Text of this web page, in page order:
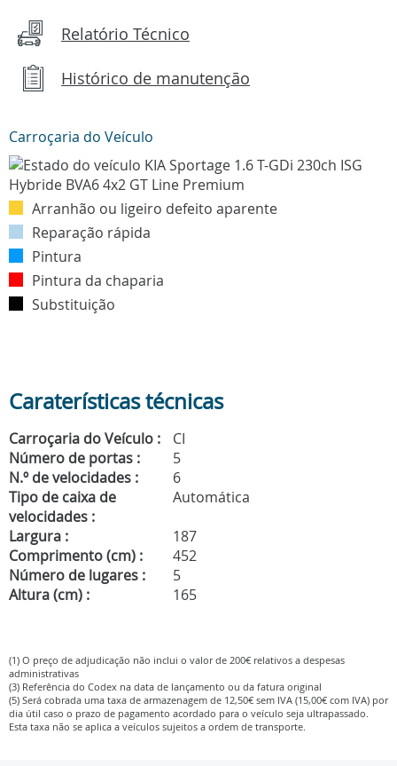
Relatório Técnico
Histórico de manutenção
Carroçaria do Veículo
Arranhão ou ligeiro defeito aparente
Reparação rápida
Pintura
Pintura da chaparia
Substituição
Caraterísticas técnicas
Carroçaria do Veículo :
CI
Número de portas :
5
N.º de velocidades :
6
Tipo de caixa de
velocidades :
Automática
Largura :
187
Comprimento (cm) :
452
Número de lugares :
5
Altura (cm) :
165
(1) O preço de adjudicação não inclui o valor de 200€ relativos a despesas
administrativas
(3) Referência do Codex na data de lançamento ou da fatura original
(5) Será cobrada uma taxa de armazenagem de 12,50€ sem IVA (15,00€ com IVA) por
dia útil caso o prazo de pagamento acordado para o veículo seja ultrapassado.
Esta taxa não se aplica a veículos sujeitos a ordem de transporte.